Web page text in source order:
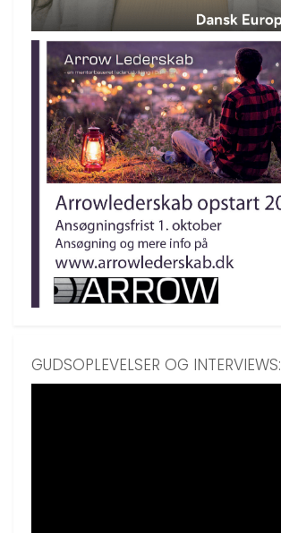
GUDSOPLEVELSER OG INTERVIEWS: